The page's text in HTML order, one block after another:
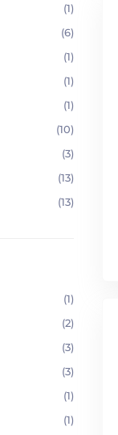
(1)
(6)
(1)
(1)
(1)
(10)
(3)
(13)
(13)
(1)
(2)
(3)
(3)
(1)
(1)